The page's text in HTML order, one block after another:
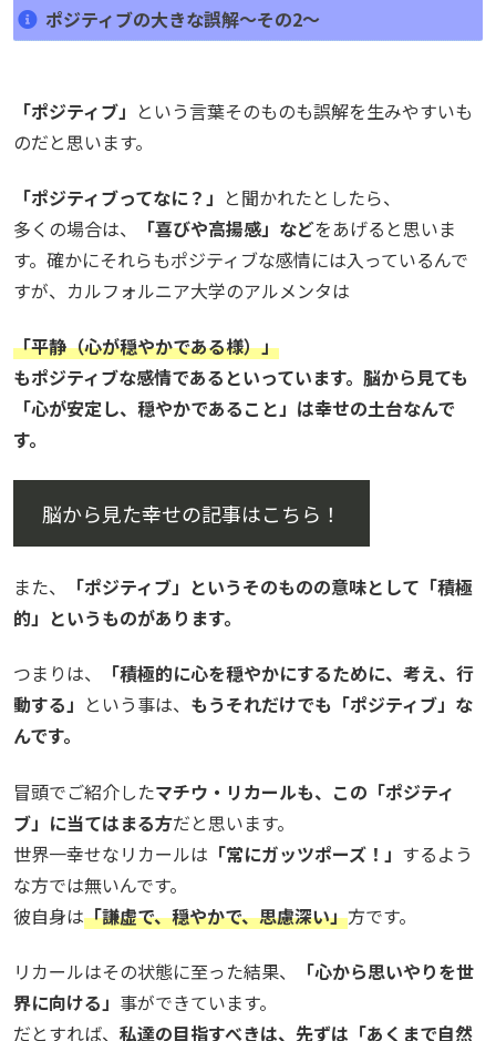
ポジティブの大きな誤解～その2～
「ポジティブ」 という言葉そのものも誤解を生みやすいも
のだと思います。
「ポジティブってなに？」 と聞かれたとしたら、
多くの場合は、
「喜びや高揚感」などをあげると思いま
す。確かにそれらもポジティブな感情には入っているんで
すが、カルフォルニア大学のアルメンタは
「平静（心が穏やかである様）」
もポジティブな感情であるといっています。脳から見ても
「心が安定し、穏やかであること」は幸せの土台なんで
す。
脳から見た幸せの記事はこちら！
また、
「ポジティブ」というそのものの意味として「積極
的」というものがあります。
つまりは、
「積極的に心を穏やかにするために、考え、行
動する」 という事は、 もうそれだけでも「ポジティブ」な
んです。
冒頭でご紹介したマチウ・リカールも、この「ポジティ
ブ」に当てはまる方だと思います。
世界一幸せなリカールは 「常にガッツポーズ！」 するよう
な方では無いんです。
彼自身は「謙虚で、穏やかで、思慮深い」方です。
リカールはその状態に至った結果、
「心から思いやりを世
界に向ける」 事ができています。
だとすれば、 私達の目指すべきは、先ずは「あくまで自然